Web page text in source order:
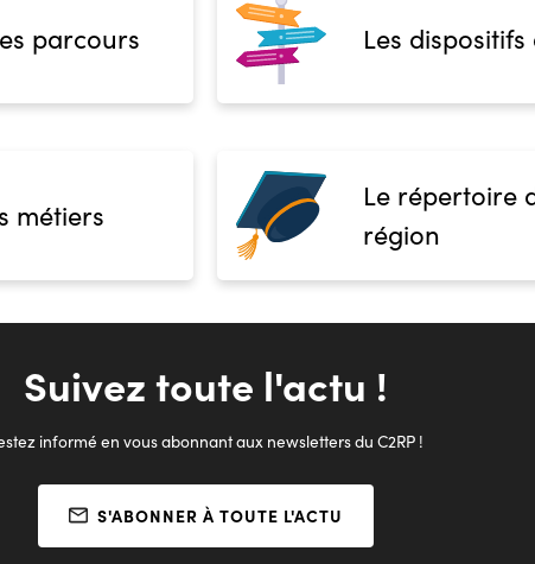
parcours Les
métiers
Le répertoire
région
Suivez toute l'actu !
informé en vous abonnant aux newsletters du C2RP !
S'ABONNER À TOUTE L'ACTU